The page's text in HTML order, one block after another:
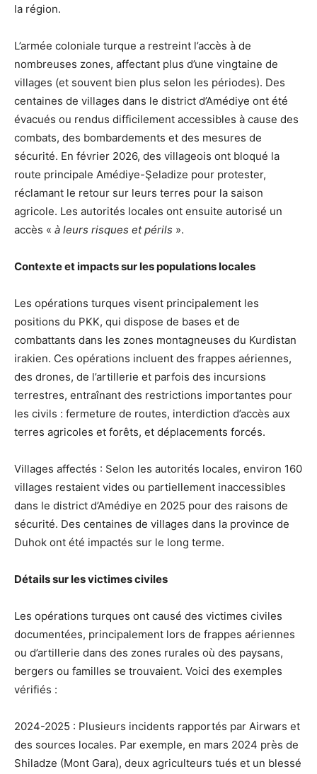
la région.
L’armée coloniale turque a restreint l’accès à de
nombreuses zones, affectant plus d’une vingtaine de
villages (et souvent bien plus selon les périodes). Des
centaines de villages dans le district d’Amédiye ont été
évacués ou rendus difficilement accessibles à cause des
combats, des bombardements et des mesures de
sécurité. En février 2026, des villageois ont bloqué la
route principale Amédiye-Şeladize pour protester,
réclamant le retour sur leurs terres pour la saison
agricole. Les autorités locales ont ensuite autorisé un
accès « à leurs risques et périls ».
Contexte et impacts sur les populations locales
Les opérations turques visent principalement les
positions du PKK, qui dispose de bases et de
combattants dans les zones montagneuses du Kurdistan
irakien. Ces opérations incluent des frappes aériennes,
des drones, de l’artillerie et parfois des incursions
terrestres, entraînant des restrictions importantes pour
les civils : fermeture de routes, interdiction d’accès aux
terres agricoles et forêts, et déplacements forcés.
Villages affectés : Selon les autorités locales, environ 160
villages restaient vides ou partiellement inaccessibles
dans le district d’Amédiye en 2025 pour des raisons de
sécurité. Des centaines de villages dans la province de
Duhok ont été impactés sur le long terme.
Détails sur les victimes civiles
Les opérations turques ont causé des victimes civiles
documentées, principalement lors de frappes aériennes
ou d’artillerie dans des zones rurales où des paysans,
bergers ou familles se trouvaient. Voici des exemples
vérifiés :
2024-2025 : Plusieurs incidents rapportés par Airwars et
des sources locales. Par exemple, en mars 2024 près de
Shiladze (Mont Gara), deux agriculteurs tués et un blessé